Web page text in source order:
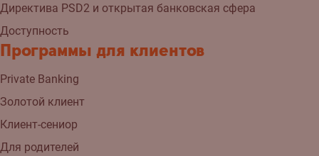
Директива PSD2 и открытая банковская сфера
Доступность
Программы для клиентов
Private Banking
Золотой клиент
Клиент-сениор
Для родителей